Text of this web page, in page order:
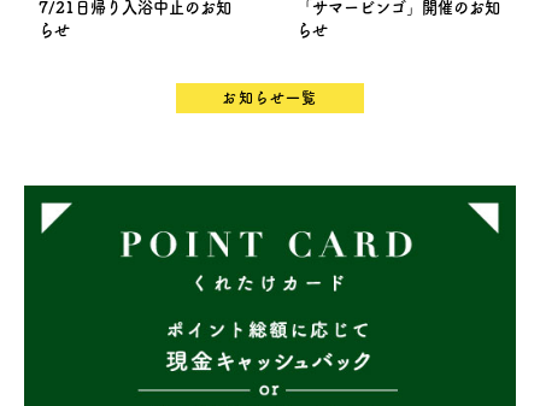
7/21日帰り入浴中止のお知
らせ
「サマービンゴ」開催のお知
らせ
お知らせ一覧